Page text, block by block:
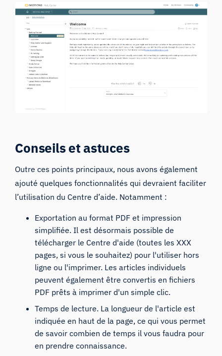
Conseils et astuces
Outre ces points principaux, nous avons également
ajouté quelques fonctionnalités qui devraient faciliter
l’utilisation du Centre d’aide. Notamment :
Exportation au format PDF et impression
simplifiée. Il est désormais possible de
télécharger le Centre d'aide (toutes les XXX
pages, si vous le souhaitez) pour l'utiliser hors
ligne ou l'imprimer. Les articles individuels
peuvent également être convertis en fichiers
PDF prêts à imprimer d'un simple clic.
Temps de lecture. La longueur de l'article est
indiquée en haut de la page, ce qui vous permet
de savoir combien de temps il vous faudra pour
en prendre connaissance.